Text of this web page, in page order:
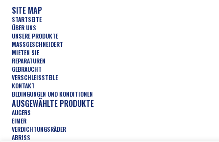
SITE MAP
STARTSEITE
ÜBER UNS
UNSERE PRODUKTE
MASSGESCHNEIDERT
MIETEN SIE
REPARATUREN
GEBRAUCHT
VERSCHLEISSTEILE
KONTAKT
BEDINGUNGEN UND KONDITIONEN
AUSGEWÄHLTE PRODUKTE
AUGERS
EIMER
VERDICHTUNGSRÄDER
ABRISS